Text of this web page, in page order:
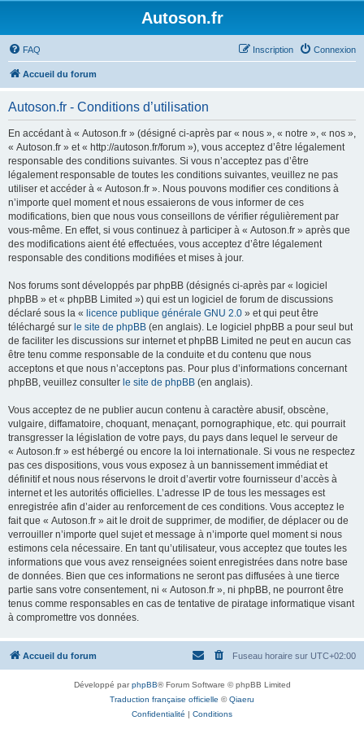
Autoson.fr
FAQ Connexion
Inscription
Accueil du forum
Autoson.fr - Conditions d’utilisation
En accédant à « Autoson.fr » (désigné ci-après par « nous », « notre », « nos »,
« Autoson.fr » et « http://autoson.fr/forum »), vous acceptez d’être légalement
responsable des conditions suivantes. Si vous n’acceptez pas d’être
légalement responsable de toutes les conditions suivantes, veuillez ne pas
utiliser et accéder à « Autoson.fr ». Nous pouvons modifier ces conditions à
n’importe quel moment et nous essaierons de vous informer de ces
modifications, bien que nous vous conseillons de vérifier régulièrement par
vous-même. En effet, si vous continuez à participer à « Autoson.fr » après que
des modifications aient été effectuées, vous acceptez d’être légalement
responsable des conditions modifiées et mises à jour.
Nos forums sont développés par phpBB (désignés ci-après par « logiciel
phpBB » et « phpBB Limited ») qui est un logiciel de forum de discussions
déclaré sous la « licence publique générale GNU 2.0 » et qui peut être
téléchargé sur le site de phpBB (en anglais). Le logiciel phpBB a pour seul but
de faciliter les discussions sur internet et phpBB Limited ne peut en aucun cas
être tenu comme responsable de la conduite et du contenu que nous
acceptons et que nous n’acceptons pas. Pour plus d’informations concernant
phpBB, veuillez consulter le site de phpBB (en anglais).
Vous acceptez de ne publier aucun contenu à caractère abusif, obscène,
vulgaire, diffamatoire, choquant, menaçant, pornographique, etc. qui pourrait
transgresser la législation de votre pays, du pays dans lequel le serveur de
« Autoson.fr » est hébergé ou encore la loi internationale. Si vous ne respectez
pas ces dispositions, vous vous exposez à un bannissement immédiat et
définitif et nous nous réservons le droit d’avertir votre fournisseur d’accès à
internet et les autorités officielles. L’adresse IP de tous les messages est
enregistrée afin d’aider au renforcement de ces conditions. Vous acceptez le
fait que « Autoson.fr » ait le droit de supprimer, de modifier, de déplacer ou de
verrouiller n’importe quel sujet et message à n’importe quel moment si nous
estimons cela nécessaire. En tant qu’utilisateur, vous acceptez que toutes les
informations que vous avez renseignées soient enregistrées dans notre base
de données. Bien que ces informations ne seront pas diffusées à une tierce
partie sans votre consentement, ni « Autoson.fr », ni phpBB, ne pourront être
tenus comme responsables en cas de tentative de piratage informatique visant
à compromettre vos données.
Accueil du forum Fuseau horaire sur UTC+02:00
Développé parphpBB® Forum Software © phpBB Limited
Traduction française officielle ©Qiaeru
Confidentialité | Conditions